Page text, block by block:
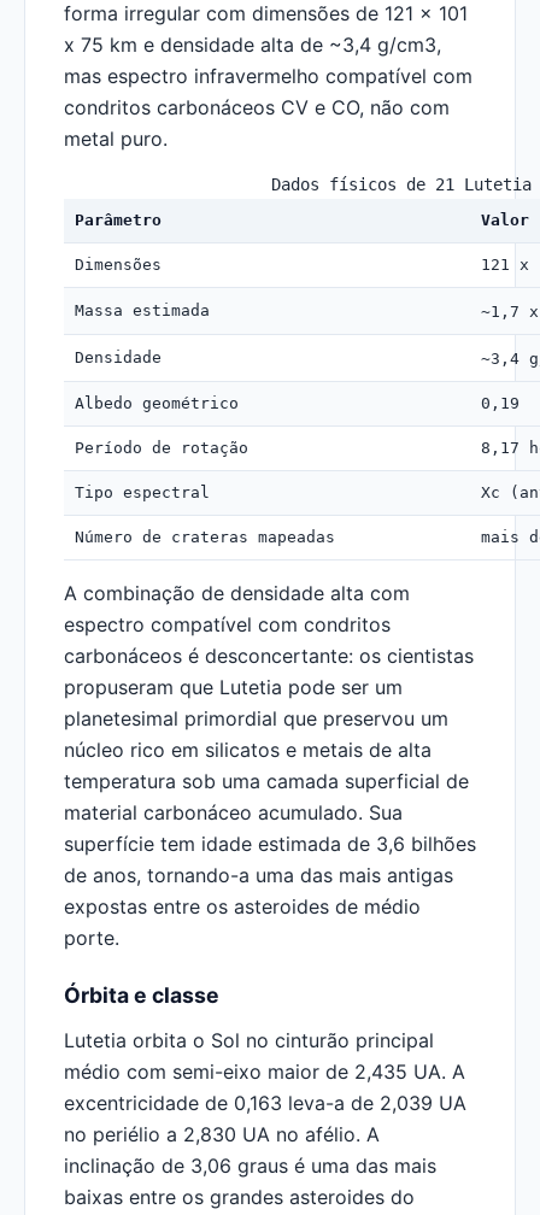
forma irregular com dimensões de 121 x 101
x 75 km e densidade alta de ~3,4 g/cm3,
mas espectro infravermelho compatível com
condritos carbonáceos CV e CO, não com
metal puro.
Dados físicos de 21 Lutetia
Parâmetro Valor
Dimensões 121 x
Massa estimada ~1,7
Densidade ~3,4
Albedo geométrico 0,19
Período de rotação 8,17
Tipo espectral Xc
Número de crateras mapeadas mais
A combinação de densidade alta com
espectro compatível com condritos
carbonáceos é desconcertante: os cientistas
propuseram que Lutetia pode ser um
planetesimal primordial que preservou um
núcleo rico em silicatos e metais de alta
temperatura sob uma camada superficial de
material carbonáceo acumulado. Sua
superfície tem idade estimada de 3,6 bilhões
de anos, tornando-a uma das mais antigas
expostas entre os asteroides de médio
porte.
Órbita e classe
Lutetia orbita o Sol no cinturão principal
médio com semi-eixo maior de 2,435 UA. A
excentricidade de 0,163 leva-a de 2,039 UA
no periélio a 2,830 UA no afélio. A
inclinação de 3,06 graus é uma das mais
baixas entre os grandes asteroides do